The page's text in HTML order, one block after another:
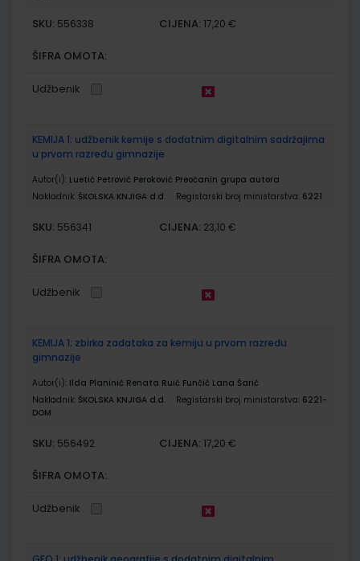
SKU: 556338 CIJENA: 17,20 €
ŠIFRA OMOTA:
Udžbenik
KEMIJA 1; udžbenik kemije s dodatnim digitalnim sadržajima
u prvom razredu gimnazije
Autor(i): Luetić Petrović Peroković Preočanin grupa autora
Nakladnik: ŠKOLSKA KNJIGA d.d. Registarski broj ministarstva: 6221
SKU: 556341 CIJENA: 23,10 €
ŠIFRA OMOTA:
Udžbenik
KEMIJA 1; zbirka zadataka za kemiju u prvom razredu
gimnazije
Autor(i): Ilda Planinić Renata Ruić Funčić Lana Šarić
Nakladnik: ŠKOLSKA KNJIGA d.d. Registarski broj ministarstva: 6221-
DOM
SKU: 556492 CIJENA: 17,20 €
ŠIFRA OMOTA:
Udžbenik